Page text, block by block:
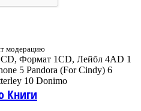
модерацию
Формат 1CD, Лейбл 4AD 1
5 Pandora (For Cindy) 6
10 Donimo
Книги